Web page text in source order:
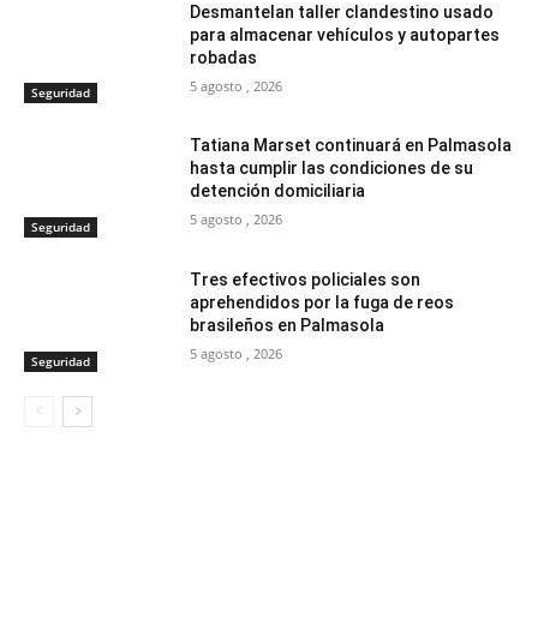
Seguridad
Desmantelan taller clandestino usado
para almacenar vehículos y autopartes
robadas
5 agosto , 2026
Seguridad
Tatiana Marset continuará en Palmasola
hasta cumplir las condiciones de su
detención domiciliaria
5 agosto , 2026
Seguridad
Tres efectivos policiales son
aprehendidos por la fuga de reos
brasileños en Palmasola
5 agosto , 2026